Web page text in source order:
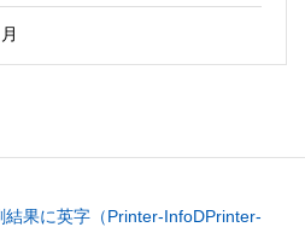
結果に英字（Printer-InfoDPrinter-